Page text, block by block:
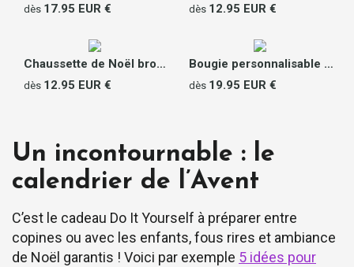
dès 17.95 EUR € dès 12.95 EUR €
Chaussette de Noël brodée personnalisable - Prénom
dès 12.95 EUR €
Bougie personnalisable parfumée - Joyeux Noël
dès 19.95 EUR €
Un incontournable : le
calendrier de l’Avent
C’est le cadeau Do It Yourself à préparer entre
copines ou avec les enfants, fous rires et ambiance
de Noël garantis ! Voici par exemple 5 idées pour